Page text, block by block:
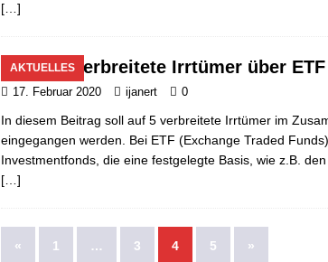
[…]
AKTUELLES5 verbreitete Irrtümer über ETF
17. Februar 2020 ijanert 0
In diesem Beitrag soll auf 5 verbreitete Irrtümer im
eingegangen werden. Bei ETF (Exchange Traded
Investmentfonds, die eine festgelegte Basis, wie z.B.
[…]
« 1 … 3 4 5 »